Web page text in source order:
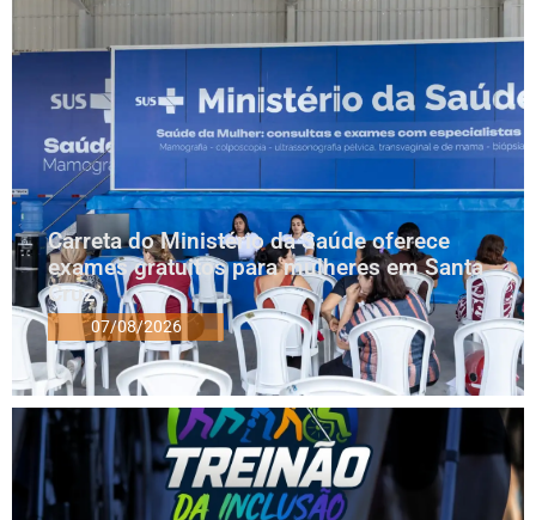
Carreta do Ministério da Saúde oferece
exames gratuitos para mulheres em Santa
Cruz
07/08/2026